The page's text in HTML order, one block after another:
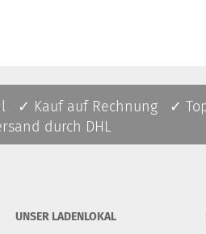
✓ Kauf auf Rechnung ✓
durch DHL
UNSER LADENLOKAL